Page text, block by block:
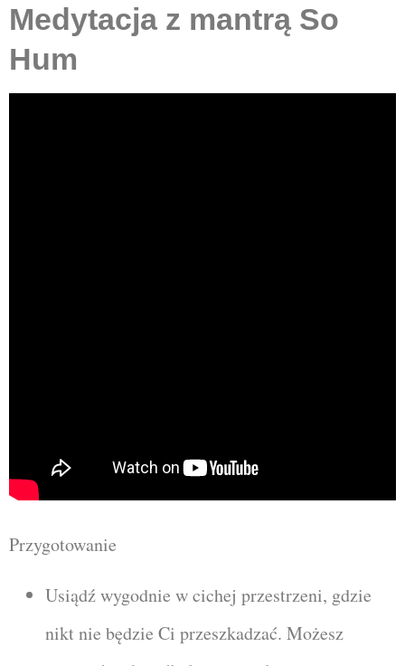
Medytacja z mantrą So
Hum
Przygotowanie
Usiądź wygodnie w cichej przestrzeni, gdzie
nikt nie będzie Ci przeszkadzać. Możesz